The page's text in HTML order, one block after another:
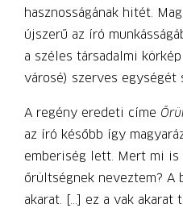
hasznosságának hitét.
újszerű az író
a széles társadalmi
városé) szerves
A regény eredeti címe
az író később így
emberiség lett. Mert mi is
őrültségnek neveztem? A
akarat. […] ez a vak akarat